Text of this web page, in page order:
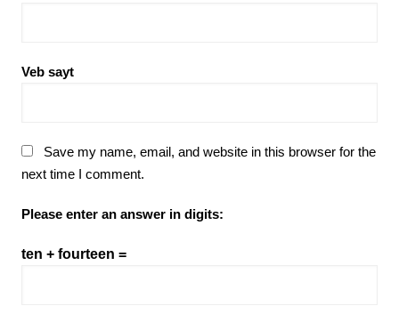
Veb sayt
Save my name, email, and website in this browser for the
next time I comment.
Please enter an answer in digits:
ten + fourteen =